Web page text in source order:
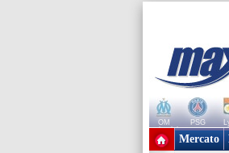
OM PSG
+ de clubs
Mercato